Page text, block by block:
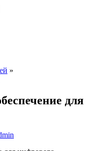
»
для